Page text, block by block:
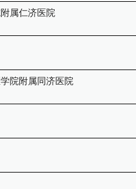
属仁济医院
院附属同济医院